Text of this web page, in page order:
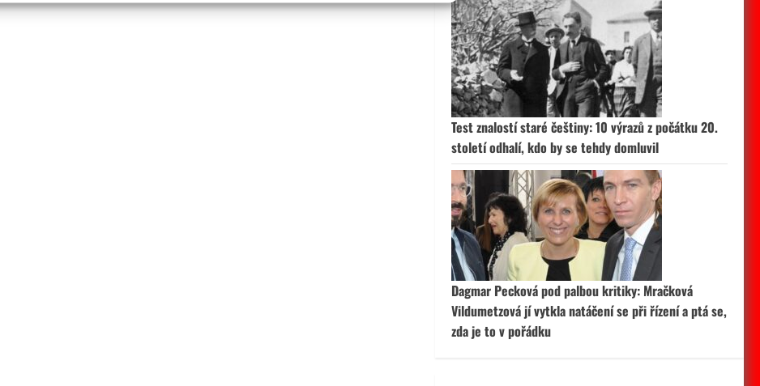
Test znalostí staré češtiny: 10 výrazů z počátku 20.
století odhalí, kdo by se tehdy domluvil
Dagmar Pecková pod palbou kritiky: Mračková
Vildumetzová jí vytkla natáčení se při řízení a ptá se,
zda je to v pořádku